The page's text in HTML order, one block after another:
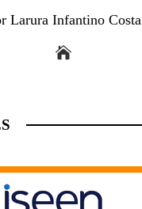
Larura Infantino Costa